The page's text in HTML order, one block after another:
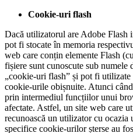
Cookie-uri flash
Dacă utilizatorul are Adobe Flash
pot fi stocate în memoria
web care conțin elemente Flash
fișiere sunt cunoscute sub numele
„cookie-uri flash” și pot fi utilizate
cookie-urile obișnuite. Atunci
prin intermediul funcțiilor unui
afectate. Astfel, un site web care
recunoască un utilizator cu ocazia
specifice cookie-urilor șterse au